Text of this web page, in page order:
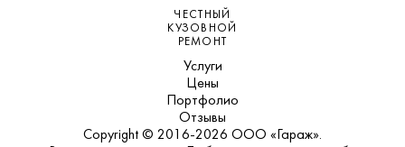
ЧЕСТНЫЙ
КУЗОВНОЙ
РЕМОНТ
Услуги
Цены
Портфолио
Отзывы
Copyright © 2016-2026 ООО «Гараж».